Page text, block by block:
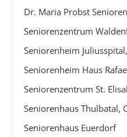
Dr. Maria Probst
Seniorenzentrum
Seniorenheim
Seniorenheim Haus
Seniorenzentrum St.
Seniorenhaus Thulbatal,
Seniorenhaus Euerdorf